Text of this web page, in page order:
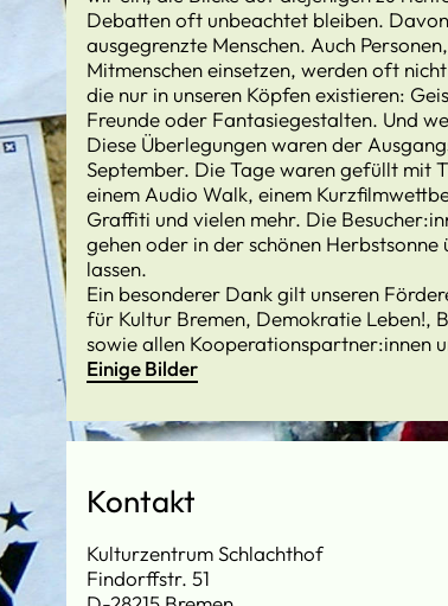
Debatten oft unbeachtet bleiben.
ausgegrenzte Menschen. Auch
Mitmenschen einsetzen, werden oft
die nur in unseren Köpfen existieren:
Freunde oder Fantasiegestalten. Und
Diese Überlegungen waren der
September. Die Tage waren gefüllt mit
einem Audio Walk, einem
Graffiti und vielen mehr. Die
gehen oder in der schönen
lassen.
Ein besonderer Dank gilt unseren
für Kultur Bremen, Demokratie Leben!,
sowie allen Kooperationspartner:innen
Einige Bilder
Kontakt
Kulturzentrum Schlachthof
Findorffstr. 51